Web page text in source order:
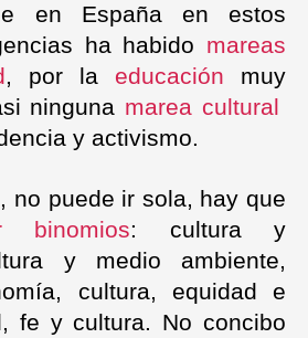
en España en estos
ha habido mareas
, por la educación muy
ninguna marea cultural
y activismo.
no puede ir sola, hay que
binomios: cultura y
y medio ambiente,
cultura, equidad e
fe y cultura. No concibo